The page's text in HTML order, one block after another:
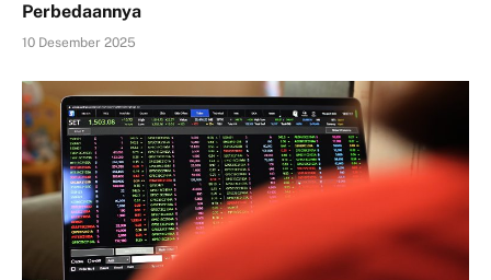
Perbedaannya
10 Desember 2025